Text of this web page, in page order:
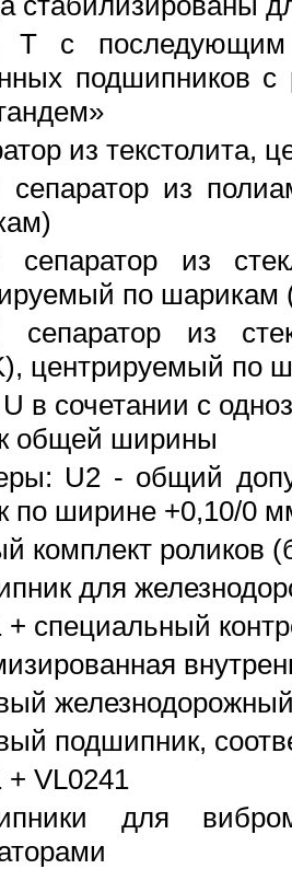
T с
подшипников
из текстолита,
сепаратор из
сепаратор из
по шарикам
сепаратор из
центрируемый по
U в сочетании с
общей ширины
U2 - общий
по ширине +0,10/0
комплект роликов
для
+ специальный
подшипник,
+ VL0241
для